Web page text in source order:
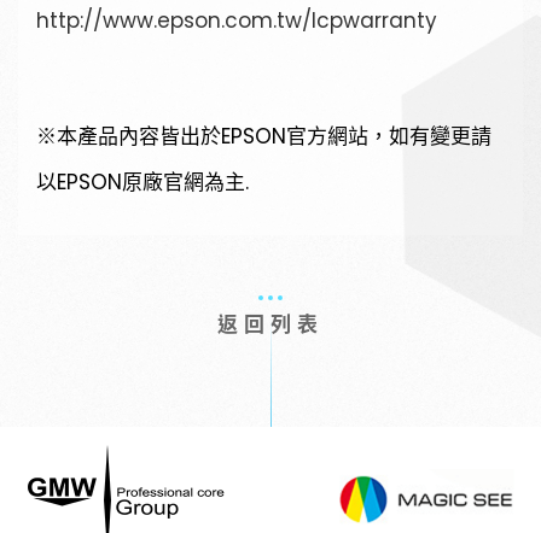
http://www.epson.com.tw/lcpwarranty
※本產品內容皆出於EPSON官方網站，如有變更請
以EPSON原廠官網為主.
返回列表